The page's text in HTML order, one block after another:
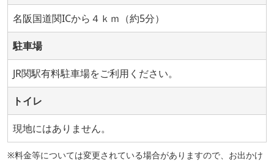
名阪国道関ICから４ｋｍ（約5分）
駐車場
JR関駅有料駐車場をご利用ください。
トイレ
現地にはありません。
※料金等については変更されている場合がありますので、お出かけ